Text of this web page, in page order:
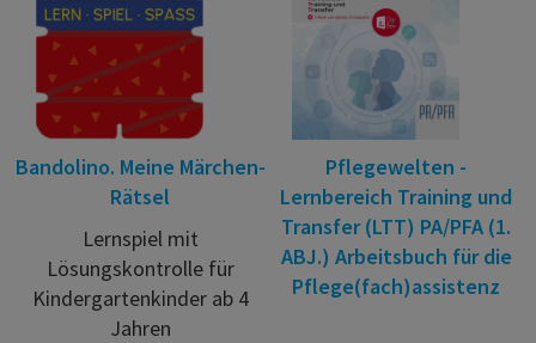
Bandolino. Meine Märchen-
Rätsel
Lernspiel mit
Lösungskontrolle für
Kindergartenkinder ab 4
Jahren
Pflegewelten -
Lernbereich Training und
Transfer (LTT) PA/PFA (1.
ABJ.) Arbeitsbuch für die
Pflege(fach)assistenz